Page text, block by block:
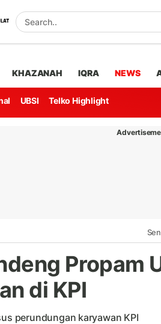
KHAZANAH IQRA NEWS
UBSI Telko Highlight
Propam
di KPI
perundungan karyawan KPI